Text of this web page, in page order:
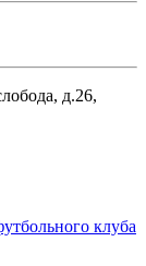
д.26,